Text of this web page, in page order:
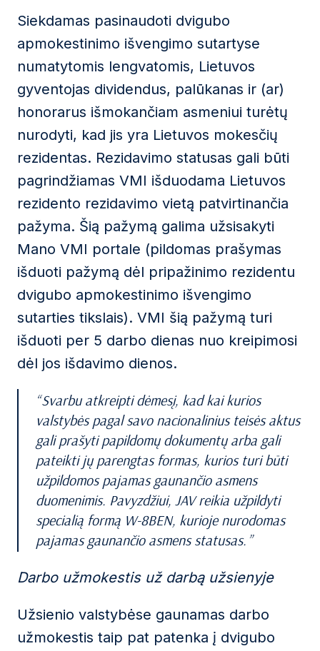
Siekdamas pasinaudoti dvigubo
apmokestinimo išvengimo sutartyse
numatytomis lengvatomis, Lietuvos
gyventojas dividendus, palūkanas ir (ar)
honorarus išmokančiam asmeniui turėtų
nurodyti, kad jis yra Lietuvos mokesčių
rezidentas. Rezidavimo statusas gali būti
pagrindžiamas VMI išduodama Lietuvos
rezidento rezidavimo vietą patvirtinančia
pažyma. Šią pažymą galima užsisakyti
Mano VMI portale (pildomas prašymas
išduoti pažymą dėl pripažinimo rezidentu
dvigubo apmokestinimo išvengimo
sutarties tikslais). VMI šią pažymą turi
išduoti per 5 darbo dienas nuo kreipimosi
dėl jos išdavimo dienos.
Svarbu atkreipti dėmesį, kad kai kurios
valstybės pagal savo nacionalinius teisės aktus
gali prašyti papildomų dokumentų arba gali
pateikti jų parengtas formas, kurios turi būti
užpildomos pajamas gaunančio asmens
duomenimis. Pavyzdžiui, JAV reikia užpildyti
specialią formą W-8BEN, kurioje nurodomas
pajamas gaunančio asmens statusas.
Darbo užmokestis už darbą užsienyje
Užsienio valstybėse gaunamas darbo
užmokestis taip pat patenka į dvigubo